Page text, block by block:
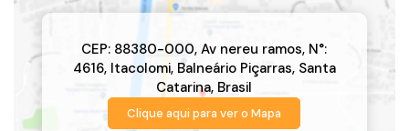
CEP: 88380-000,Av nereu ramos, N°:
4616, Itacolomi, Balneário Piçarras, Santa
Catarina, Brasil
Clique aqui para ver o Mapa